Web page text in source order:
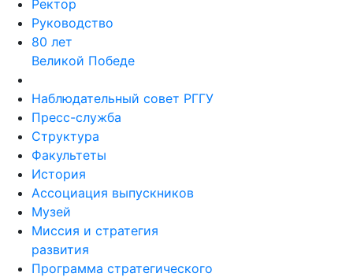
Ректор
Руководство
80 лет
Великой Победе
Наблюдательный совет РГГУ
Пресс-служба
Структура
Факультеты
История
Ассоциация выпускников
Музей
Миссия и стратегия
развития
Программа стратегического